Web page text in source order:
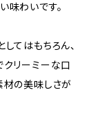
味わいです。
てはもちろん、
クリーミーな口
材の美味しさが